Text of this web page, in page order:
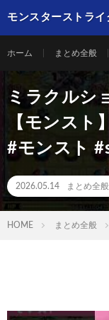
モンスターストラ
ホーム まとめ全般
ミラクルシ
【モンスト
#モンスト
2026.05.14 まとめ全般
HOME まとめ全般